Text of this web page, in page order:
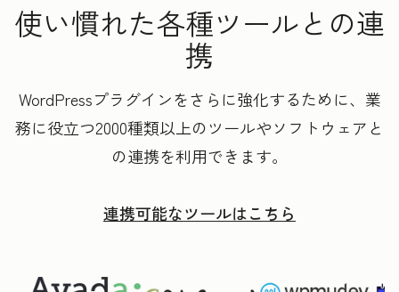
使い慣れた各種ツールとの連
携
WordPressプラグインをさらに強化するために、業
務に役立つ2000種類以上のツールやソフトウェアと
の連携を利用できます。
連携可能なツールはこちら